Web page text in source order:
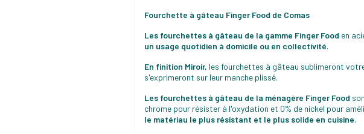
Fourchette à gâteau Finger Food de Comas
Les fourchettes à gâteau de la gamme Finger Food en
un usage quotidien à domicile ou en collectivité.
En finition Miroir, les fourchettes à gâteau sublimeront
s'exprimeront sur leur manche plissé.
Les fourchettes à gâteau de la ménagère Finger Food
chrome pour résister à l'oxydation et 0% de nickel pour
le matériau le plus résistant et le plus solide en cuisine.